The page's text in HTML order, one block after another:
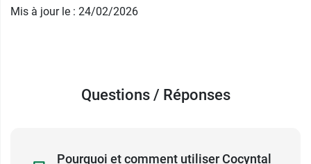
prises dès amélioration et cesser les prises dès
buvable Cocyntal
L'administration se fait exclusivement par voie
Mis à jour le : 24/02/2026
Questions / Réponses
Pourquoi et comment utiliser Cocyntal